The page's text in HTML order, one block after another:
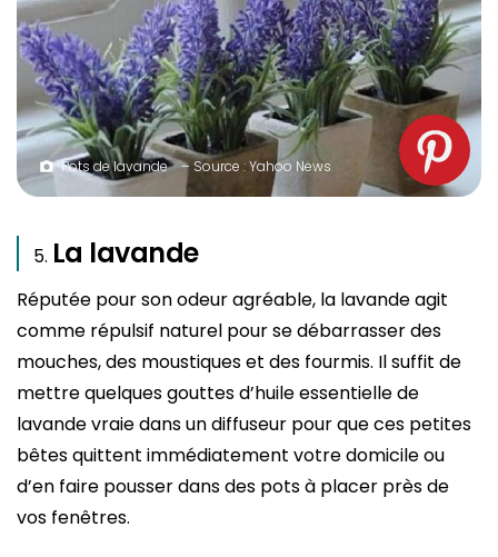
Pots de lavande – Source : Yahoo News
La lavande
Réputée pour son odeur agréable, la lavande agit
comme répulsif naturel pour se débarrasser des
mouches, des moustiques et des fourmis. Il suffit de
mettre quelques gouttes d’huile essentielle de
lavande vraie dans un diffuseur pour que ces petites
bêtes quittent immédiatement votre domicile ou
d’en faire pousser dans des pots à placer près de
vos fenêtres.